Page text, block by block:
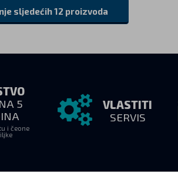
sljedećih 12 proizvoda
5
i čeone
VLASTITI
SERVIS